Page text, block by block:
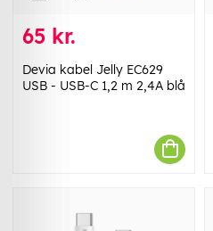
65 kr.
Devia kabel Jelly EC629
USB - USB-C 1,2 m 2,4A blå